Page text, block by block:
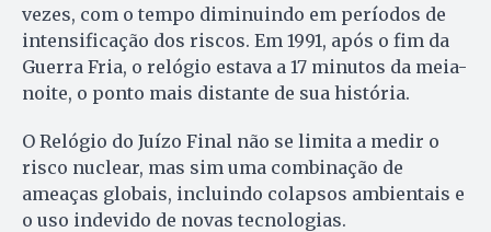
vezes, com o tempo diminuindo em períodos de
intensificação dos riscos. Em 1991, após o fim da
Guerra Fria, o relógio estava a 17 minutos da meia-
noite, o ponto mais distante de sua história.
O Relógio do Juízo Final não se limita a medir o
risco nuclear, mas sim uma combinação de
ameaças globais, incluindo colapsos ambientais e
o uso indevido de novas tecnologias.